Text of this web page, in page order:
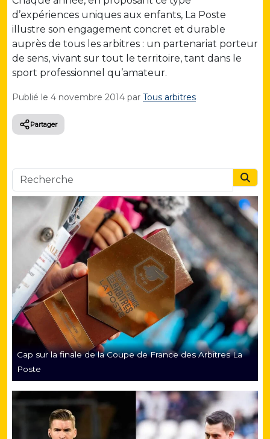
d’expériences uniques aux enfants, La Poste
illustre son engagement concret et durable
auprès de tous les arbitres : un partenariat porteur
de sens, vivant sur tout le territoire, tant dans le
sport professionnel qu’amateur.
Publié le 4 novembre 2014 par Tous arbitres
Partager
Cap sur la finale de la Coupe de France des Arbitres La
Poste